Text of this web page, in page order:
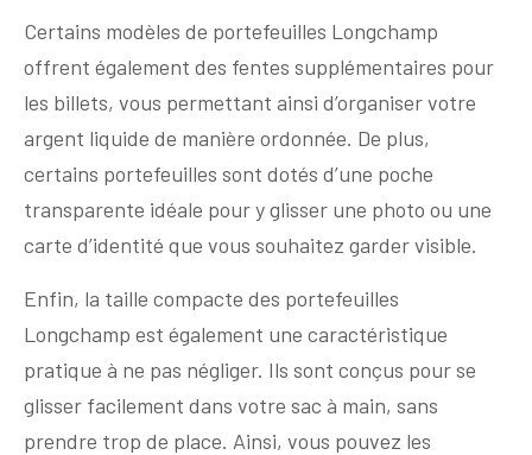
Certains modèles de portefeuilles Longchamp
offrent également des fentes supplémentaires pour
les billets, vous permettant ainsi d’organiser votre
argent liquide de manière ordonnée. De plus,
certains portefeuilles sont dotés d’une poche
transparente idéale pour y glisser une photo ou une
carte d’identité que vous souhaitez garder visible.
Enfin, la taille compacte des portefeuilles
Longchamp est également une caractéristique
pratique à ne pas négliger. Ils sont conçus pour se
glisser facilement dans votre sac à main, sans
prendre trop de place. Ainsi, vous pouvez les